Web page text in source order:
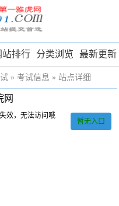
站排行 分类浏览 最新更新
» 考试信息 » 站点详细
网
效，无法访问哦
暂无入口